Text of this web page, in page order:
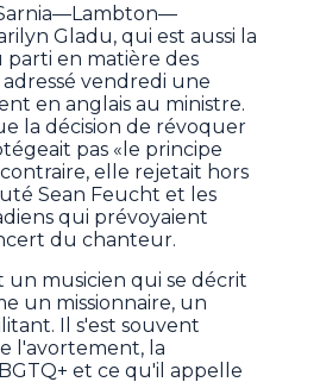
Gladu, qui est aussi la
en matière des
adressé vendredi une
en anglais au ministre.
la décision de révoquer
pas «le principe
elle rejetait hors
Sean Feucht et les
qui prévoyaient
du chanteur.
un musicien qui se décrit
un missionnaire, un
Il s'est souvent
l'avortement, la
et ce qu'il appelle